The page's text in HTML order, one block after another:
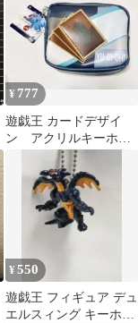
¥777
遊戯王 カードデザイ
ン アクリルキーホル
ダー付ポーチ
¥550
遊戯王 フィギュア デュ
エルスィング キーホル